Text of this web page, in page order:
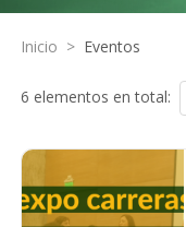
Inicio > Eventos
6 elementos en total: